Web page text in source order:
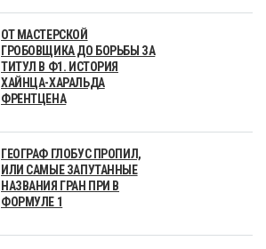
ОТ МАСТЕРСКОЙ
ГРОБОВЩИКА ДО БОРЬБЫ ЗА
ТИТУЛ В Ф1. ИСТОРИЯ
ХАЙНЦА-ХАРАЛЬДА
ФРЕНТЦЕНА
ГЕОГРАФ ГЛОБУС ПРОПИЛ,
ИЛИ САМЫЕ ЗАПУТАННЫЕ
НАЗВАНИЯ ГРАН ПРИ В
ФОРМУЛЕ 1